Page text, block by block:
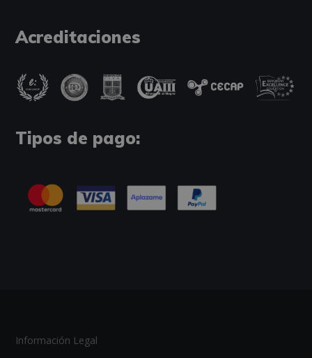
Acreditaciones
Tipos de pago:
Información Legal